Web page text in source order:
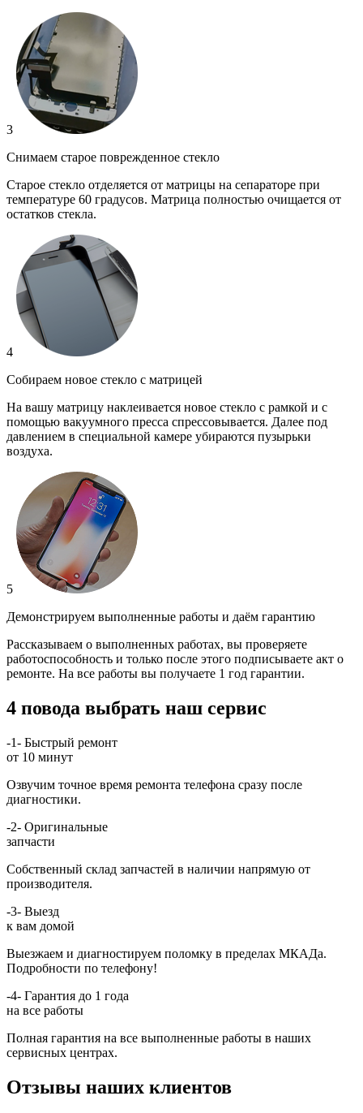
3
Снимаем старое поврежденное стекло
Старое стекло отделяется от матрицы на сепараторе при
температуре 60 градусов. Матрица полностью очищается от
остатков стекла.
4
Собираем новое стекло с матрицей
На вашу матрицу наклеивается новое стекло с рамкой и с
помощью вакуумного пресса спрессовывается. Далее под
давлением в специальной камере убираются пузырьки
воздуха.
5
Демонстрируем выполненные работы и даём гарантию
Рассказываем о выполненных работах, вы проверяете
работоспособность и только после этого подписываете акт о
ремонте. На все работы вы получаете 1 год гарантии.
4 повода выбрать наш сервис
-1- Быстрый ремонт
от 10 минут
Озвучим точное время ремонта телефона сразу после
диагностики.
-2- Оригинальные
запчасти
Собственный склад запчастей в наличии напрямую от
производителя.
-3- Выезд
к вам домой
Выезжаем и диагностируем поломку в пределах МКАДа.
Подробности по телефону!
-4- Гарантия до 1 года
на все работы
Полная гарантия на все выполненные работы в наших
сервисных центрах.
Отзывы наших клиентов